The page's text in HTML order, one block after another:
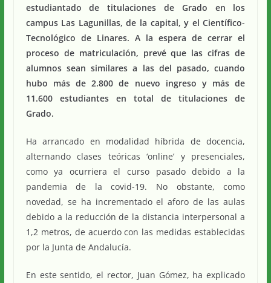
estudiantado de titulaciones de Grado en los
campus Las Lagunillas, de la capital, y el Científico-
Tecnológico de Linares. A la espera de cerrar el
proceso de matriculación, prevé que las cifras de
alumnos sean similares a las del pasado, cuando
hubo más de 2.800 de nuevo ingreso y más de
11.600 estudiantes en total de titulaciones de
Grado.
Ha arrancado en modalidad híbrida de docencia,
alternando clases teóricas ‘online’ y presenciales,
como ya ocurriera el curso pasado debido a la
pandemia de la covid-19. No obstante, como
novedad, se ha incrementado el aforo de las aulas
debido a la reducción de la distancia interpersonal a
1,2 metros, de acuerdo con las medidas establecidas
por la Junta de Andalucía.
En este sentido, el rector, Juan Gómez, ha explicado